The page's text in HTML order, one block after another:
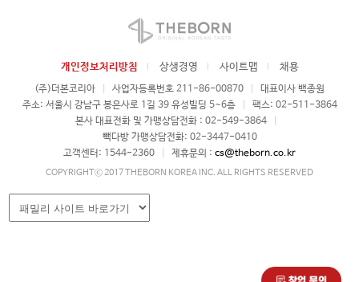
개인정보처리방침 상생경영 사이트맵 채용
(주)더본코리아 사업자등록번호 211-86-00870
대표이사 백종원
주소: 서울시 강남구 봉은사로 1길 39 유성빌딩 5~6층
팩스: 02-511-3864
본사 대표전화 및 가맹상담전화 : 02-549-3864
빽다방 가맹상담전화: 02-3447-0410
고객센터: 1544-2360
제휴문의 : cs@theborn.co.kr
COPYRIGHTⓒ 2017 THEBORN KOREA INC. ALL RIGHTS RESERVED